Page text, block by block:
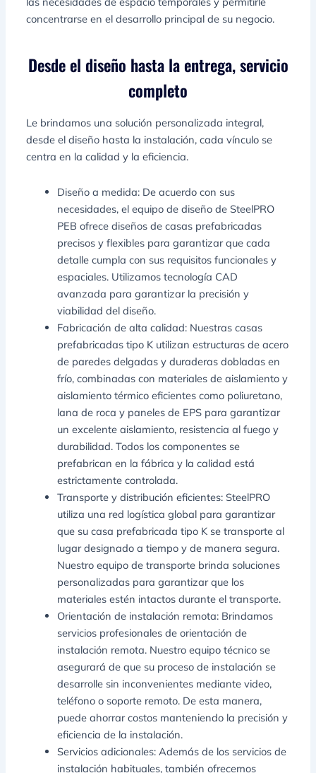
concentrarse en el desarrollo principal de su negocio.
Desde el diseño hasta la entrega, servicio
completo
Le brindamos una solución personalizada integral,
desde el diseño hasta la instalación, cada vínculo se
centra en la calidad y la eficiencia.
Diseño a medida: De acuerdo con sus
necesidades, el equipo de diseño de SteelPRO
PEB ofrece diseños de casas prefabricadas
precisos y flexibles para garantizar que cada
detalle cumpla con sus requisitos funcionales y
espaciales. Utilizamos tecnología CAD
avanzada para garantizar la precisión y
viabilidad del diseño.
Fabricación de alta calidad: Nuestras casas
prefabricadas tipo K utilizan estructuras de acero
de paredes delgadas y duraderas dobladas en
frío, combinadas con materiales de aislamiento y
aislamiento térmico eficientes como poliuretano,
lana de roca y paneles de EPS para garantizar
un excelente aislamiento, resistencia al fuego y
durabilidad. Todos los componentes se
prefabrican en la fábrica y la calidad está
estrictamente controlada.
Transporte y distribución eficientes: SteelPRO
utiliza una red logística global para garantizar
que su casa prefabricada tipo K se transporte al
lugar designado a tiempo y de manera segura.
Nuestro equipo de transporte brinda soluciones
personalizadas para garantizar que los
materiales estén intactos durante el transporte.
Orientación de instalación remota: Brindamos
servicios profesionales de orientación de
instalación remota. Nuestro equipo técnico se
asegurará de que su proceso de instalación se
desarrolle sin inconvenientes mediante video,
teléfono o soporte remoto. De esta manera,
puede ahorrar costos manteniendo la precisión y
eficiencia de la instalación.
Servicios adicionales: Además de los servicios de
instalación habituales, también ofrecemos